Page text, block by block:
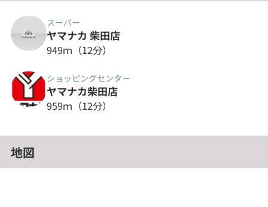
スーパー
ヤマナカ 柴田店
949ｍ（12分）
ショッピングセンター
ヤマナカ柴田店
959ｍ（12分）
地図